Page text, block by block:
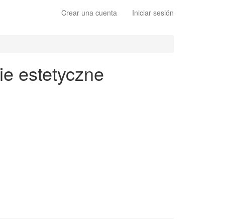
Crear una cuenta Iniciar sesión
estetyczne